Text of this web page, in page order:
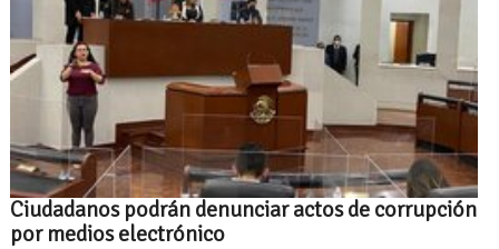
Ciudadanos podrán denunciar actos de corrupción
por medios electrónico